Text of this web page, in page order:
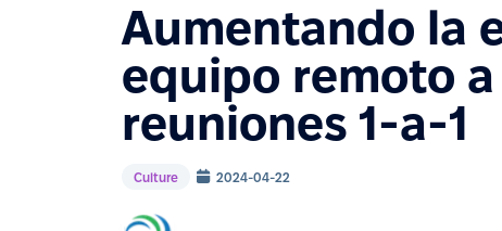
Aumentando la
equipo remoto
reuniones 1-a-1
Culture 2024-04-22